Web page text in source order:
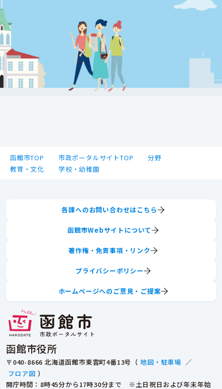
函館市TOP 市政ポータルサイトTOP
分野
教育・文化
学校・幼稚園
函館市役所
〒040-8666 北海道函館市東雲町4番13号（ 地図・駐車場 ／
フロア図 ）
開庁時間：8時45分から17時30分まで ※土日祝日および年末年始
各課へのお問い合わせはこちら
函館市Webサイトについて
著作権・免責事項・リンク
プライバシーポリシー
ホームページへのご意見・ご提案